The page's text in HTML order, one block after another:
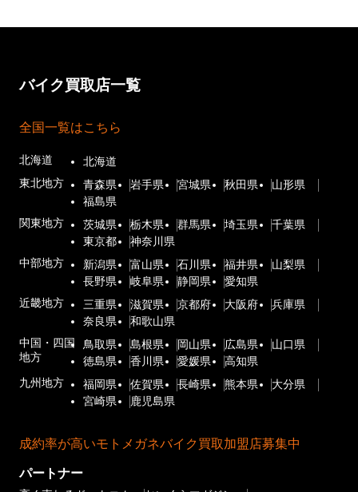
バイク買取店一覧
全国一覧はこちら
北海道
北海道
東北地方
青森県 岩手県 宮城県 秋田県
山形県
福島県
関東地方
茨城県 栃木県 群馬県 埼玉県
千葉県
東京都
神奈川県
中部地方
新潟県 富山県 石川県 福井県
山梨県
長野県
岐阜県 静岡県
愛知県
近畿地方
三重県 滋賀県 京都府 大阪府
兵庫県
奈良県
和歌山県
中国・四国
地方
鳥取県 島根県 岡山県 広島県
山口県
徳島県
香川県 愛媛県
高知県
九州地方
福岡県 佐賀県 長崎県 熊本県
大分県
宮崎県
鹿児島県
成約率が高いモトメガネバイク買取加盟店募集中
パートナー